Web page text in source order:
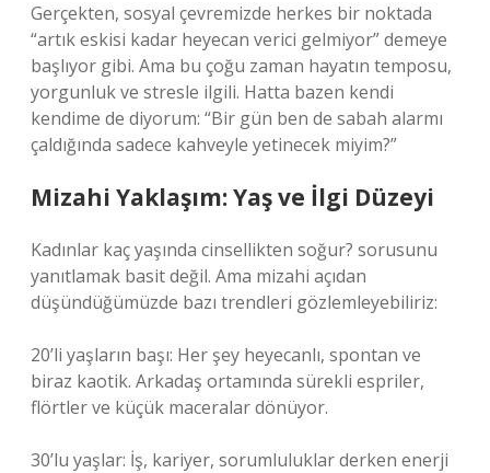
Gerçekten, sosyal çevremizde herkes bir noktada
“artık eskisi kadar heyecan verici gelmiyor” demeye
başlıyor gibi. Ama bu çoğu zaman hayatın temposu,
yorgunluk ve stresle ilgili. Hatta bazen kendi
kendime de diyorum: “Bir gün ben de sabah alarmı
çaldığında sadece kahveyle yetinecek miyim?”
Mizahi Yaklaşım: Yaş ve İlgi Düzeyi
Kadınlar kaç yaşında cinsellikten soğur? sorusunu
yanıtlamak basit değil. Ama mizahi açıdan
düşündüğümüzde bazı trendleri gözlemleyebiliriz:
20’li yaşların başı: Her şey heyecanlı, spontan ve
biraz kaotik. Arkadaş ortamında sürekli espriler,
flörtler ve küçük maceralar dönüyor.
30’lu yaşlar: İş, kariyer, sorumluluklar derken enerji